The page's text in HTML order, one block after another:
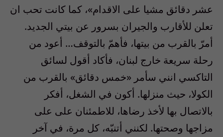
عشر دقائق مشيا على الاقدام»، كما كانت تحب ان
تعلن للأقارب والجيران بسرور عن بيتي الجديد.
أمرّ بالقرب من بيتها، فأهمّ بالتوقف… أعود من
رحلة سريعة خارج لبنان، فأكاد أقول لسائق
التاكسي انني سأمر «خمس دقائق» بالقرب من
الكولا، حيث منزلها. أكون في الشغل، أفكر
بالاتصال بها لأخذ رضاها، للاطمئنان على على
مزاجها وصحتها. لكنني أتنبّه، كل مرة، في آخر